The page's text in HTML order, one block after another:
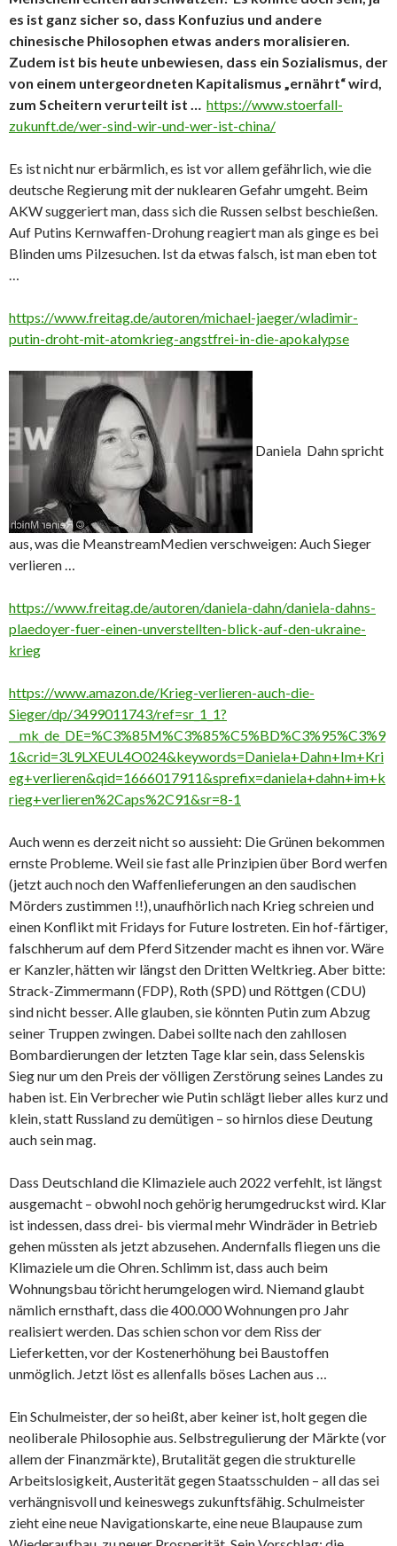
es ist ganz sicher so, dass Konfuzius und andere
chinesische Philosophen etwas anders moralisieren.
Zudem ist bis heute unbewiesen, dass ein Sozialismus, der
von einem untergeordneten Kapitalismus „ernährt“ wird,
zum Scheitern verurteilt ist … https://www.stoerfall-
zukunft.de/wer-sind-wir-und-wer-ist-china/
Es ist nicht nur erbärmlich, es ist vor allem gefährlich, wie die
deutsche Regierung mit der nuklearen Gefahr umgeht. Beim
AKW suggeriert man, dass sich die Russen selbst beschießen.
Auf Putins Kernwaffen-Drohung reagiert man als ginge es bei
Blinden ums Pilzesuchen. Ist da etwas falsch, ist man eben tot
…
https://www.freitag.de/autoren/michael-jaeger/wladimir-
putin-droht-mit-atomkrieg-angstfrei-in-die-apokalypse
Daniela Dahn spricht
aus, was die MeanstreamMedien verschweigen: Auch Sieger
verlieren …
https://www.freitag.de/autoren/daniela-dahn/daniela-dahns-
plaedoyer-fuer-einen-unverstellten-blick-auf-den-ukraine-
krieg
https://www.amazon.de/Krieg-verlieren-auch-die-
Sieger/dp/3499011743/ref=sr_1_1?
__mk_de_DE=%C3%85M%C3%85%C5%BD%C3%95%C3%9
1&crid=3L9LXEUL4O024&keywords=Daniela+Dahn+Im+Kri
eg+verlieren&qid=1666017911&sprefix=daniela+dahn+im+k
rieg+verlieren%2Caps%2C91&sr=8-1
Auch wenn es derzeit nicht so aussieht: Die Grünen bekommen
ernste Probleme. Weil sie fast alle Prinzipien über Bord werfen
(jetzt auch noch den Waffenlieferungen an den saudischen
Mörders zustimmen !!), unaufhörlich nach Krieg schreien und
einen Konflikt mit Fridays for Future lostreten. Ein hof-färtiger,
falschherum auf dem Pferd Sitzender macht es ihnen vor. Wäre
er Kanzler, hätten wir längst den Dritten Weltkrieg. Aber bitte:
Strack-Zimmermann (FDP), Roth (SPD) und Röttgen (CDU)
sind nicht besser. Alle glauben, sie könnten Putin zum Abzug
seiner Truppen zwingen. Dabei sollte nach den zahllosen
Bombardierungen der letzten Tage klar sein, dass Selenskis
Sieg nur um den Preis der völligen Zerstörung seines Landes zu
haben ist. Ein Verbrecher wie Putin schlägt lieber alles kurz und
klein, statt Russland zu demütigen – so hirnlos diese Deutung
auch sein mag.
Dass Deutschland die Klimaziele auch 2022 verfehlt, ist längst
ausgemacht – obwohl noch gehörig herumgedruckst wird. Klar
ist indessen, dass drei- bis viermal mehr Windräder in Betrieb
gehen müssten als jetzt abzusehen. Andernfalls fliegen uns die
Klimaziele um die Ohren. Schlimm ist, dass auch beim
Wohnungsbau töricht herumgelogen wird. Niemand glaubt
nämlich ernsthaft, dass die 400.000 Wohnungen pro Jahr
realisiert werden. Das schien schon vor dem Riss der
Lieferketten, vor der Kostenerhöhung bei Baustoffen
unmöglich. Jetzt löst es allenfalls böses Lachen aus …
Ein Schulmeister, der so heißt, aber keiner ist, holt gegen die
neoliberale Philosophie aus. Selbstregulierung der Märkte (vor
allem der Finanzmärkte), Brutalität gegen die strukturelle
Arbeitslosigkeit, Austerität gegen Staatsschulden – all das sei
verhängnisvoll und keineswegs zukunftsfähig. Schulmeister
zieht eine neue Navigationskarte, eine neue Blaupause zum